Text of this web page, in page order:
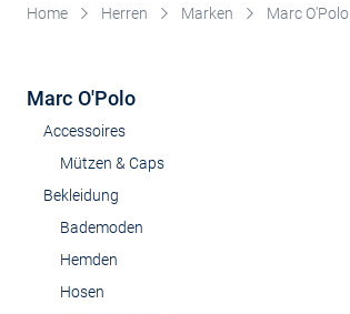
Home Herren Marken Marc O'Polo
Marc O'Polo
Accessoires
Mützen & Caps
Bekleidung
Bademoden
Hemden
Hosen